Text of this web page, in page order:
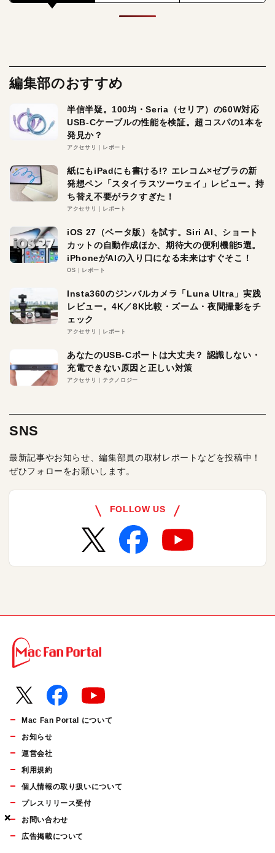
×
×
×
編集部のおすすめ
半信半疑。100均・Seria（セリア）の60W対応
USB-Cケーブルの性能を検証。超コスパの1本を
発見か？
アクセサリ レポート
紙にもiPadにも書ける!? エレコム×ゼブラの新
発想ペン「スタイラスツーウェイ」レビュー。持
ち替え不要がラクすぎた！
アクセサリ レポート
iOS 27（ベータ版）を試す。Siri AI、ショート
カットの自動作成ほか、期待大の便利機能5選。
iPhoneがAIの入り口になる未来はすぐそこ！
OS レポート
Insta360のジンバルカメラ「Luna Ultra」実践
レビュー。4K／8K比較・ズーム・夜間撮影をチ
ェック
アクセサリ レポート
あなたのUSB-Cポートは大丈夫？ 認識しない・
充電できない原因と正しい対策
アクセサリ テクノロジー
SNS
最新記事やお知らせ、編集部員の取材レポートなどを投稿中！
ぜひフォローをお願いします。
FOLLOW US
Mac Fan Portal について
お知らせ
運営会社
利用規約
個人情報の取り扱いについて
プレスリリース受付
お問い合わせ
広告掲載について